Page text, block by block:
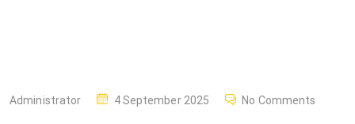
Administrator
P4 September 2025 No Comments